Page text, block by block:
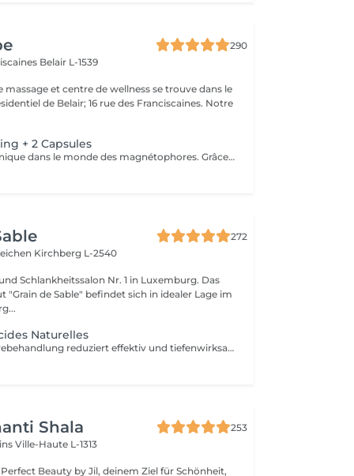
290
Belair L-1539
massage et centre de wellness se trouve dans le
de Belair; 16 rue des Franciscaines. Notre
+ 2 Capsules
Une technique unique dans le monde des magnétophores. Grâce à l'attraction des champs magnétiques encapsulés dans une mini machine tenue à la main, cette technique permet de forcer le passage des actifs cosmétiques à travers la barrière cutanée pour agir au cur des cellules. Résultat visible dès la première séance. Les capsules sont soigneusement choisies en fonction d'une consultation avec votre pour vos besoins spécifiques. Une peau d'apparence jeune sans injections !
272
Kirchberg L-2540
Schlankheitssalon Nr. 1 in Luxemburg. Das
"Grain de Sable" befindet sich in idealer Lage im
Naturelles
Diese Fruchtsäurebehandlung reduziert effektiv und tiefenwirksam Unreinheiten wie Narben, Pickel, Pigmentflecken, feine Linien und Fältchen etc. Es ist perfekt für alle Hauttypen geeignet, auch für die empfindlichsten! Diese Behandlung beschleunigt die Zellerneuerung, reduziert die Zeichen der Hautalterung und sorgt dank ihrer 5 verschiedenen Formulierungen mit 30 % Fruchtsäuren für eine neue, glatte Haut und einen strahlenden Teint.
Shala
253
Ville-Haute L-1313
Beauty by Jil, deinem Ziel für Schönheit,